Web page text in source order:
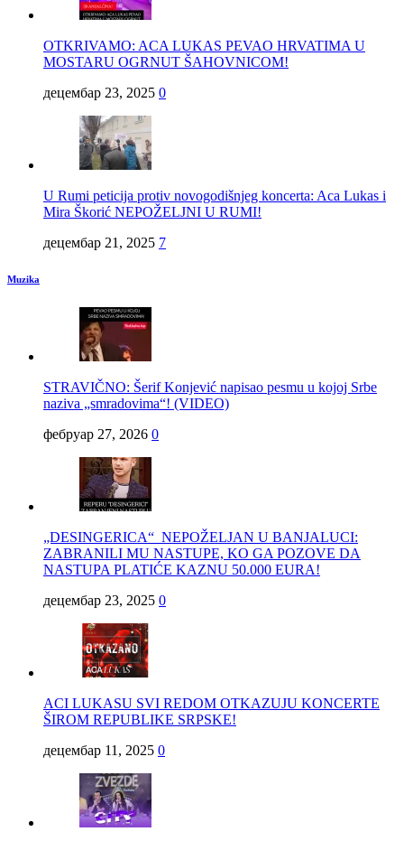
OTKRIVAMO: ACA LUKAS PEVAO HRVATIMA U
MOSTARU OGRNUT ŠAHOVNICOM!
децембар 23, 2025 0
U Rumi peticija protiv novogodišnjeg koncerta: Aca Lukas i
Mira Škorić NEPOŽELJNI U RUMI!
децембар 21, 2025 7
Muzika
STRAVIČNO: Šerif Konjević napisao pesmu u kojoj Srbe
naziva „smradovima“! (VIDEO)
фебруар 27, 2026 0
„DESINGERICA“ NEPOŽELJAN U BANJALUCI:
ZABRANILI MU NASTUPE, KO GA POZOVE DA
NASTUPA PLATIĆE KAZNU 50.000 EURA!
децембар 23, 2025 0
ACI LUKASU SVI REDOM OTKAZUJU KONCERTE
ŠIROM REPUBLIKE SRPSKE!
децембар 11, 2025 0